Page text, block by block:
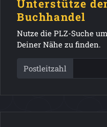
Unterstütze
Buchhandel
Nutze die PLZ-Suche
Deiner Nähe zu finden.
Postleitzahl